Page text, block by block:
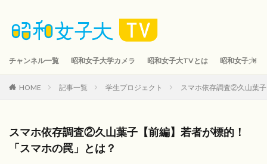
チャンネル一覧 昭和女子大学カメラ 昭和女子大TVとは 昭和女子大TV
HOME 記事一覧 学生プロジェクト スマホ依存調査②久山葉
スマホ依存調査②久山葉子【前編】若者が標的！
「スマホの罠」とは？